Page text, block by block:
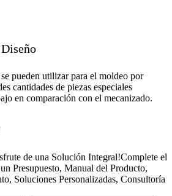
pueden utilizar para el moldeo por
cantidades de piezas especiales
en comparación con el mecanizado.
de una Solución Integral!Complete el
Presupuesto, Manual del Producto,
Soluciones Personalizadas, Consultoría